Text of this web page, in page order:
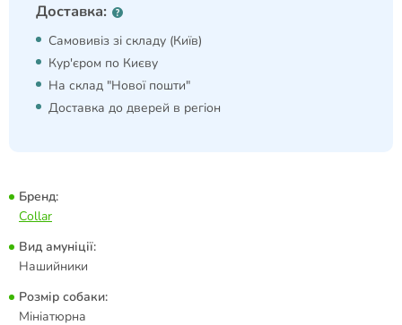
Доставка:
Самовивіз зі складу (Київ)
Кур'єром по Києву
На склад "Нової пошти"
Доставка до дверей в регіон
Бренд:
Collar
Вид амуніції:
Нашийники
Розмір собаки:
Мініатюрна